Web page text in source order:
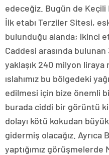
edeceğiz. Bugün de Keçili
İlk etabı Terziler Sitesi,
bulunduğu alanda; ikinci
Caddesi arasında
yaklaşık 240 milyon liraya
ıslahımız bu bölgedeki
edilmesi için bize önemli
burada ciddi bir görüntü
dolayı kötü kokudan
gidermiş olacağız. Ayrıca
yaptığımız görüşmelerde